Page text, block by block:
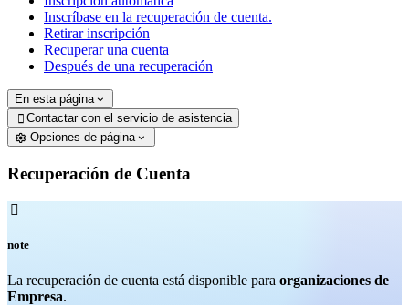
Inscríbase en la recuperación de cuenta.
Retirar inscripción
Recuperar una cuenta
Después de una recuperación
En esta página
 Contactar con el servicio de asistencia
Opciones de página
Recuperación de Cuenta

note
La recuperación de cuenta está disponible para organizaciones de
Empresa.